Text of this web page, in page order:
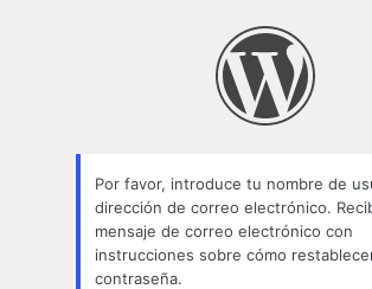
Por favor, introduce tu nombre de
dirección de correo electrónico.
mensaje de correo electrónico con
instrucciones sobre cómo
contraseña.